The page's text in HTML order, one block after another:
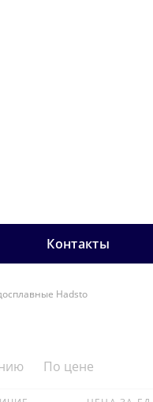
Контакты
Hadsto
По цене